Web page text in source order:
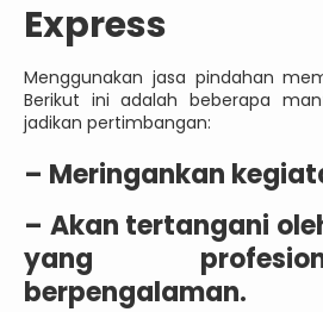
Express
Menggunakan jasa pindahan
Berikut ini adalah beberapa
jadikan pertimbangan:
– Meringankan
– Akan tertangani
yang
berpengalaman.